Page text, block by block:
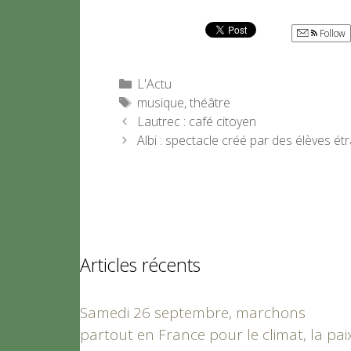
Follow
Catégories
L'Actu
Étiquettes
musique,théâtre
Lautrec : café citoyen
Albi : spectacle créé par des élèves
Articles récents
Samedi 26 septembre, marchons
partout en France pour le climat, la